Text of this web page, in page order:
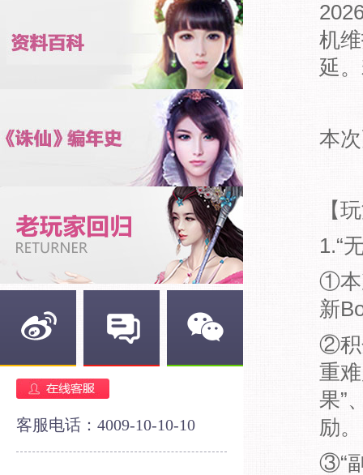
客服电话：4009-10-10-10
机
延
本
【
1.“
①本
新
②积
重
果”
励。
③“